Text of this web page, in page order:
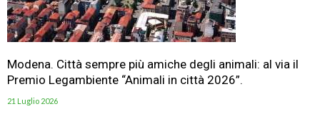
Modena. Città sempre più amiche degli animali: al via il
Premio Legambiente “Animali in città 2026”.
21 Luglio 2026